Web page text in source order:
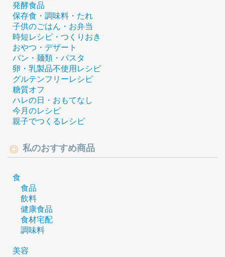
発酵食品
保存食・調味料・たれ
子供のごはん・お弁当
時短レシピ・つくりおき
おやつ・デザート
パン・麺類・パスタ
卵・乳製品不使用レシピ
グルテンフリーレシピ
糖質オフ
ハレの日・おもてなし
今月のレシピ
親子でつくるレシピ
私のおすすめ商品
食
食品
飲料
健康食品
食材宅配
調味料
美容